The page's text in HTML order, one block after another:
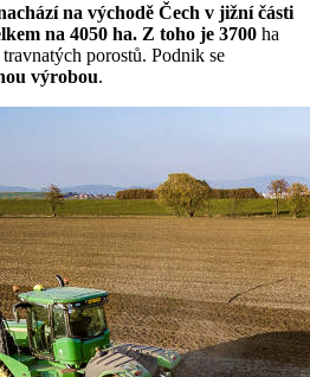
na východě Čech v jižní části
na 4050 ha. Z toho je 3700 ha
porostů. Podnik se
výrobou.